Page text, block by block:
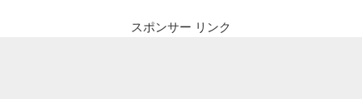
スポンサー リンク